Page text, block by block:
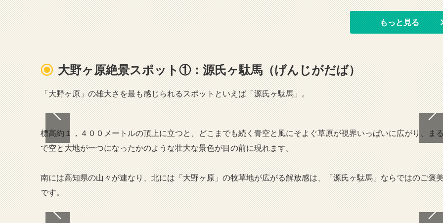
もっと見る
大野ヶ原絶景スポット①：源氏ヶ駄馬（げんじがだば）
「大野ヶ原」の雄大さを最も感じられるスポットといえば「源氏ヶ駄馬」。
標高約１，４００メートルの頂上に立つと、どこまでも続く青空と風にそよぐ草原が視界いっぱいに広がり、ま
で空と大地が一つになったかのような壮大な景色が目の前に現れます。
南には高知県の山々が連なり、北には「大野ヶ原」の牧草地が広がる解放感は、「源氏ヶ駄馬」ならではのご褒
です。